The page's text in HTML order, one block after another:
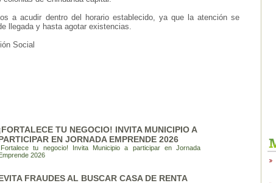
a acudir dentro del horario establecido, ya que la atención se
llegada y hasta agotar existencias.
Social
TU NEGOCIO! INVITA MUNICIPIO A
EN JORNADA EMPRENDE 2026
tu negocio! Invita Municipio a participar en Jornada
2026
FRAUDES AL BUSCAR CASA DE RENTA